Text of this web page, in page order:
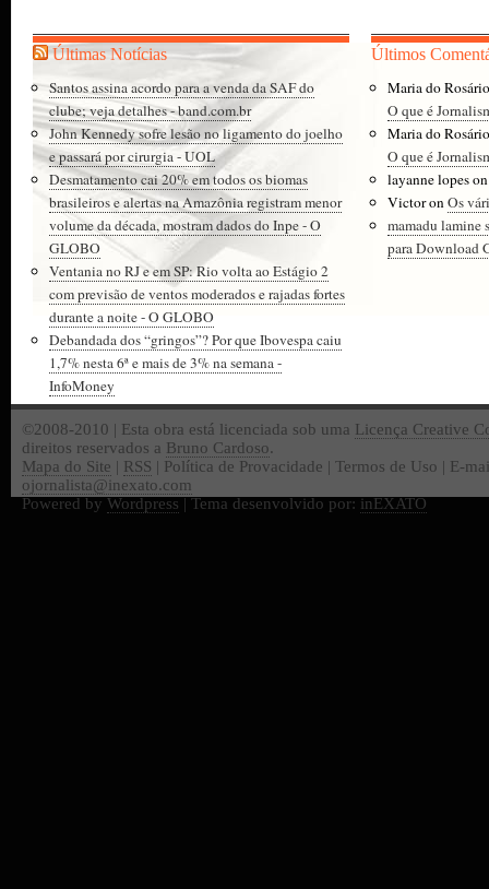
Últimas Notícias
Santos assina acordo para a venda da SAF do
clube; veja detalhes - band.com.br
John Kennedy sofre lesão no ligamento do joelho
e passará por cirurgia - UOL
Desmatamento cai 20% em todos os biomas
brasileiros e alertas na Amazônia registram menor
volume da década, mostram dados do Inpe - O
GLOBO
Ventania no RJ e em SP: Rio volta ao Estágio 2
com previsão de ventos moderados e rajadas fortes
durante a noite - O GLOBO
Debandada dos “gringos”? Por que Ibovespa caiu
1,7% nesta 6ª e mais de 3% na semana -
InfoMoney
Últimos
Maria do
O que é
Maria do
O que é
layanne lopes
VictoronOs
mamadu lamine
para Download
©2008-2010 | Esta obra está licenciada sob uma Licença Creative
direitos reservados a Bruno Cardoso.
Mapa do Site | RSS | Política de Provacidade | Termos de Uso | E-
ojornalista@inexato.com
Powered by Wordpress | Tema desenvolvido por: inEXATO